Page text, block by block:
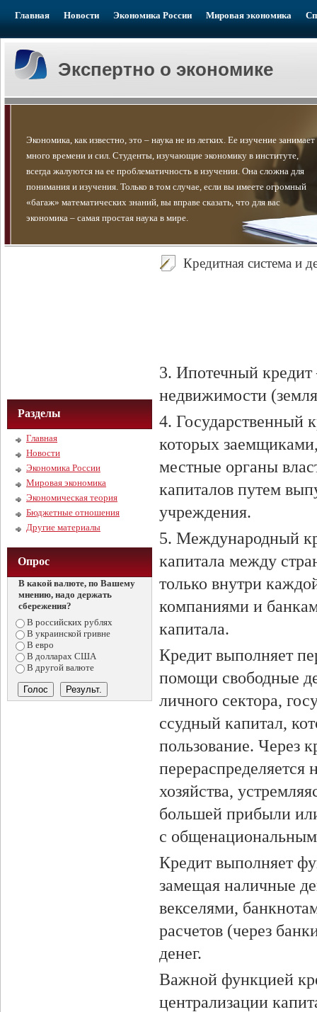
Главная Новости Экономика России Мировая экономика
Экспертно о экономике
Экономика, как известно, это – наука не из легких. Ее изучение занимает
много времени и сил. Студенты, изучающие экономику в институте,
всегда жалуются на ее проблематичность в изучении. Она сложна для
понимания и изучения. Только в том случае, если вы имеете огромный
«багаж» математических знаний, вы вправе сказать, что для вас
экономика – самая простая наука в мире.
Разделы
Главная
Новости
Экономика России
Мировая экономика
Экономическая теория
Бюджетные отношения
Другие материалы
Опрос
В какой валюте, по Вашему
мнению, надо держать
сбережения?
В российских рублях
В украинской гривне
В евро
В долларах США
В другой валюте
Кредитная система и
3. Ипотечный кредит
недвижимости
4. Государственный
которых
местные органы
капиталов путем
учреждения.
5. Международный
капитала между
только внутри
компаниями и
капитала.
Кредит выполняет
помощи свободные
личного сектора,
ссудный капитал,
пользование. Через
перераспределяется
хозяйства,
большей прибыли
с
Кредит выполняет
замещая наличные
векселями,
расчетов (через
денег.
Важной функцией
централизации